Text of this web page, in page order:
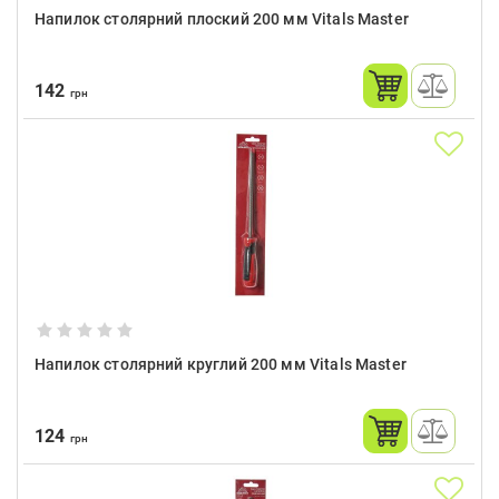
Напилок столярний плоский 200 мм Vitals Master
142 грн
Напилок столярний круглий 200 мм Vitals Master
124 грн